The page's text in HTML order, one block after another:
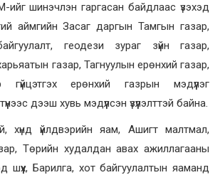
шинэчлэн гаргасан байдлаас үзэхэд
аймгийн Засаг даргын Тамгын газар,
геодези зураг зүйн газар,
газар, Тагнуулын ерөнхий газар,
гүйцэтгэх ерөнхий газрын мэдүүлэг
дээш хувь мэдүүлсэн үзүүлэлттэй байна.
хүнд үйлдвэрийн яам, Ашигт малтмал,
Төрийн худалдан авах ажиллагааны
шүүх, Барилга, хот байгуулалтын яаманд